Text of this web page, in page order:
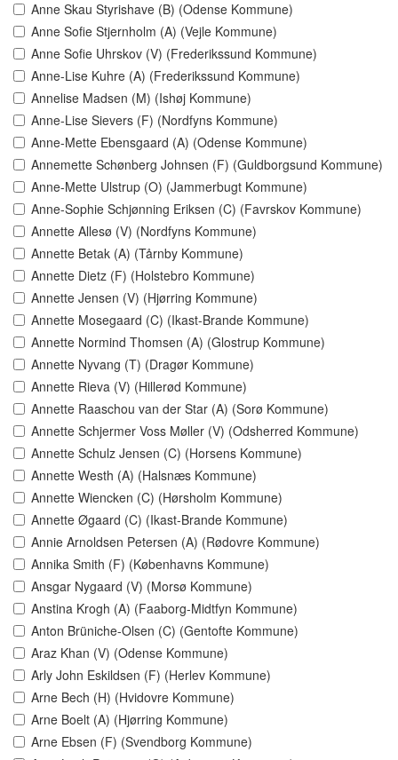
Anne Skau Styrishave (B) (Odense Kommune)
Anne Sofie Stjernholm (A) (Vejle Kommune)
Anne Sofie Uhrskov (V) (Frederikssund Kommune)
Anne-Lise Kuhre (A) (Frederikssund Kommune)
Annelise Madsen (M) (Ishøj Kommune)
Anne-Lise Sievers (F) (Nordfyns Kommune)
Anne-Mette Ebensgaard (A) (Odense Kommune)
Annemette Schønberg Johnsen (F) (Guldborgsund Kommune)
Anne-Mette Ulstrup (O) (Jammerbugt Kommune)
Anne-Sophie Schjønning Eriksen (C) (Favrskov Kommune)
Annette Allesø (V) (Nordfyns Kommune)
Annette Betak (A) (Tårnby Kommune)
Annette Dietz (F) (Holstebro Kommune)
Annette Jensen (V) (Hjørring Kommune)
Annette Mosegaard (C) (Ikast-Brande Kommune)
Annette Normind Thomsen (A) (Glostrup Kommune)
Annette Nyvang (T) (Dragør Kommune)
Annette Rieva (V) (Hillerød Kommune)
Annette Raaschou van der Star (A) (Sorø Kommune)
Annette Schjermer Voss Møller (V) (Odsherred Kommune)
Annette Schulz Jensen (C) (Horsens Kommune)
Annette Westh (A) (Halsnæs Kommune)
Annette Wiencken (C) (Hørsholm Kommune)
Annette Øgaard (C) (Ikast-Brande Kommune)
Annie Arnoldsen Petersen (A) (Rødovre Kommune)
Annika Smith (F) (Københavns Kommune)
Ansgar Nygaard (V) (Morsø Kommune)
Anstina Krogh (A) (Faaborg-Midtfyn Kommune)
Anton Brüniche-Olsen (C) (Gentofte Kommune)
Araz Khan (V) (Odense Kommune)
Arly John Eskildsen (F) (Herlev Kommune)
Arne Bech (H) (Hvidovre Kommune)
Arne Boelt (A) (Hjørring Kommune)
Arne Ebsen (F) (Svendborg Kommune)